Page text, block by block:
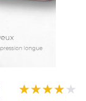
★★★★★
★★★★★